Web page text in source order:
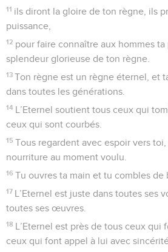
11 ils diront la gloire de ton règne, ils
puissance,
12 pour faire connaître aux hommes ta
splendeur glorieuse de ton règne.
13 Ton règne est un règne éternel, et
dans toutes les générations.
14 L’Eternel soutient tous ceux qui
ceux qui sont courbés.
15 Tous regardent avec espoir vers
nourriture au moment voulu.
16 Tu ouvres ta main et tu combles de
17 L’Eternel est juste dans toutes ses
toutes ses œuvres.
18 L’Eternel est près de tous ceux qui
ceux qui font appel à lui avec